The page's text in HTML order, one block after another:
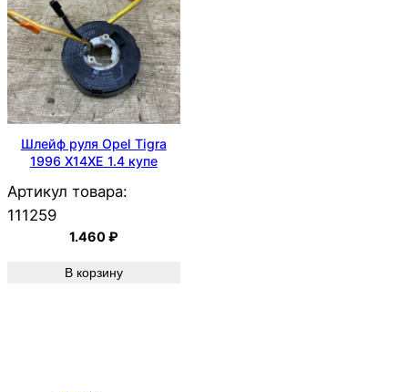
Шлейф руля Opel Tigra
1996 X14XE 1.4 купе
Артикул товара:
111259
1.460₽
В корзину